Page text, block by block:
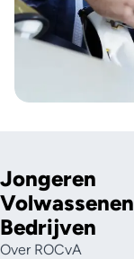
Jongeren
Volwassenen
Bedrijven
Over ROCvA